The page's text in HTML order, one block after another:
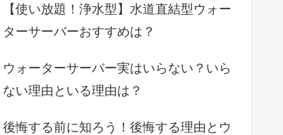
【使い放題！浄水型】水道直結型ウォー
ターサーバーおすすめは？
ウォーターサーバー実はいらない？いら
ない理由といる理由は？
後悔する前に知ろう！後悔する理由とウ